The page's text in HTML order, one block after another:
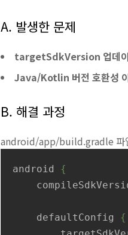
A. 발생한 문제
targetSdkVersion 업데
Java/Kotlin 버전 호환성
B. 해결 과정
android/app/build.gradle
android
{
defaultConfig
{